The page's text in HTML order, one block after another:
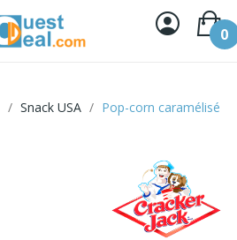
0
Snack USA Pop-corn caramélisé